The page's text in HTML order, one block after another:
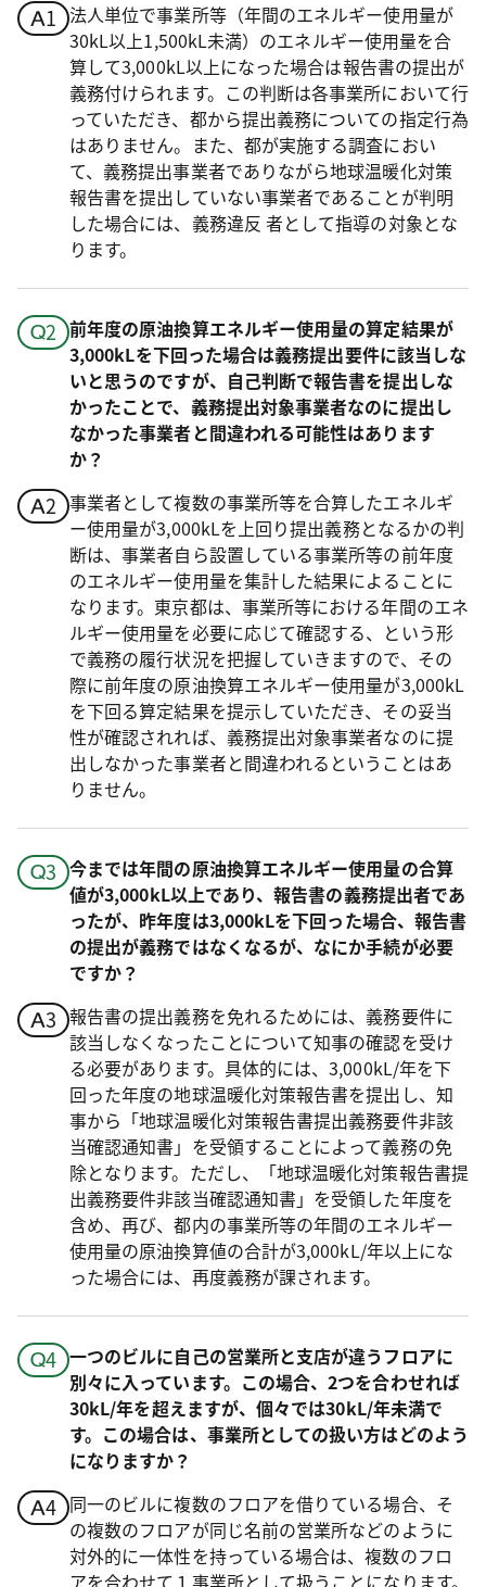
法人単位で事業所等（年間のエネルギー使用量が
30kL以上1,500kL未満）のエネルギー使用量を合
算して3,000kL以上になった場合は報告書の提出が
義務付けられます。この判断は各事業所において行
っていただき、都から提出義務についての指定行為
はありません。また、都が実施する調査におい
て、義務提出事業者でありながら地球温暖化対策
報告書を提出していない事業者であることが判明
した場合には、義務違反 者として指導の対象とな
ります。
前年度の原油換算エネルギー使用量の算定結果が
3,000kLを下回った場合は義務提出要件に該当しな
いと思うのですが、自己判断で報告書を提出しな
かったことで、義務提出対象事業者なのに提出し
なかった事業者と間違われる可能性はあります
か？
事業者として複数の事業所等を合算したエネルギ
ー使用量が3,000kLを上回り提出義務となるかの判
断は、事業者自ら設置している事業所等の前年度
のエネルギー使用量を集計した結果によることに
なります。東京都は、事業所等における年間のエネ
ルギー使用量を必要に応じて確認する、という形
で義務の履行状況を把握していきますので、その
際に前年度の原油換算エネルギー使用量が3,000kL
を下回る算定結果を提示していただき、その妥当
性が確認されれば、義務提出対象事業者なのに提
出しなかった事業者と間違われるということはあ
りません。
今までは年間の原油換算エネルギー使用量の合算
値が3,000kL以上であり、報告書の義務提出者であ
ったが、昨年度は3,000kLを下回った場合、報告書
の提出が義務ではなくなるが、なにか手続が必要
ですか？
報告書の提出義務を免れるためには、義務要件に
該当しなくなったことについて知事の確認を受け
る必要があります。具体的には、3,000kL/年を下
回った年度の地球温暖化対策報告書を提出し、知
事から「地球温暖化対策報告書提出義務要件非該
当確認通知書」を受領することによって義務の免
除となります。ただし、「地球温暖化対策報告書提
出義務要件非該当確認通知書」を受領した年度を
含め、再び、都内の事業所等の年間のエネルギー
使用量の原油換算値の合計が3,000kL/年以上にな
った場合には、再度義務が課されます。
一つのビルに自己の営業所と支店が違うフロアに
別々に入っています。この場合、2つを合わせれば
30kL/年を超えますが、個々では30kL/年未満で
す。この場合は、事業所としての扱い方はどのよう
になりますか？
同一のビルに複数のフロアを借りている場合、そ
の複数のフロアが同じ名前の営業所などのように
対外的に一体性を持っている場合は、複数のフロ
アを合わせて１事業所として扱うことになります。